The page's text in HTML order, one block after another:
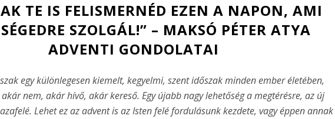
TE IS FELISMERNÉD EZEN A NAPON, AMI
SZOLGÁL!” – MAKSÓ PÉTER ATYA
ADVENTI GONDOLATAI
egy különlegesen kiemelt, kegyelmi, szent időszak minden ember életében,
nem, akár hívő, akár kereső. Egy újabb nagy lehetőség a megtérésre, az új
Lehet ez az advent is az Isten felé fordulásunk kezdete, vagy éppen annak